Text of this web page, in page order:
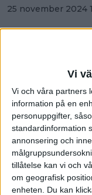
Vi
Vi och våra partners
information på en
personuppgifter,
standardinformation
annonsering och
tillåtelse kan vi och
om geografisk
enheten. Du kan
25 november 2024